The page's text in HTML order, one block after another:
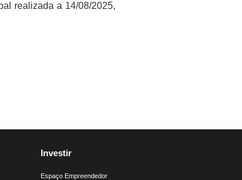
realizada a 14/08/2025,
Investir
Espaço Empreendedor